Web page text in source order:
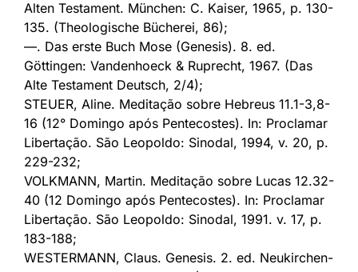
Alten Testament. München: C. Kaiser, 1965, p. 130-
135. (Theologische Bücherei, 86);
—. Das erste Buch Mose (Genesis). 8. ed.
Göttingen: Vandenhoeck & Ruprecht, 1967. (Das
Alte Testament Deutsch, 2/4);
STEUER, Aline. Meditação sobre Hebreus 11.1-3,8-
16 (12° Domingo após Pentecostes). In: Proclamar
Libertação. São Leopoldo: Sinodal, 1994, v. 20, p.
229-232;
VOLKMANN, Martin. Meditação sobre Lucas 12.32-
40 (12 Domingo após Pentecostes). In: Proclamar
Libertação. São Leopoldo: Sinodal, 1991. v. 17, p.
183-188;
WESTERMANN, Claus. Genesis. 2. ed. Neukirchen-